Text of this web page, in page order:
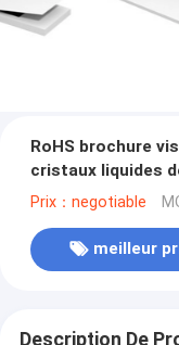
RoHS brochure
cristaux liquides
imprimée
Prix：negotiable
meilleur
Description De